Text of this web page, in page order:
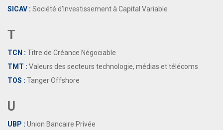
SICAV : Société d’Investissement à Capital Variable
T
TCN : Titre de Créance Négociable
TMT : Valeurs des secteurs technologie, médias et télécoms
TOS : Tanger Offshore
U
UBP : Union Bancaire Privée